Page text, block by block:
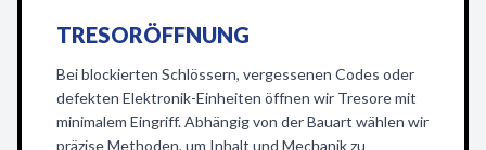
TRESORÖFFNUNG
Bei blockierten Schlössern, vergessenen Codes oder
defekten Elektronik-Einheiten öffnen wir Tresore mit
minimalem Eingriff. Abhängig von der Bauart wählen wir
präzise Methoden, um Inhalt und Mechanik zu